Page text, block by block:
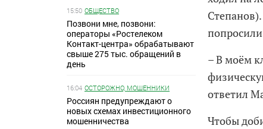
15:50 ОБЩЕСТВО
Позвони мне, позвони:
операторы «Ростелеком
Контакт-центра» обрабатывают
свыше 275 тыс. обращений в
день
16:04 ОСТОРОЖНО, МОШЕННИКИ
Россиян предупреждают о
новых схемах инвестиционного
мошенничества
– В моём
ответил
Чтобы